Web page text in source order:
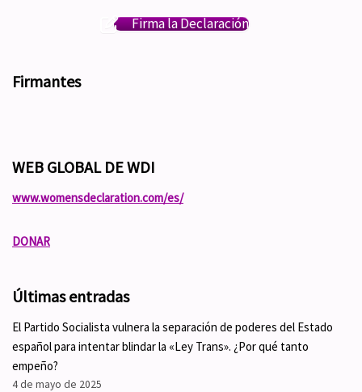
Firma la Declaración
Firmantes
WEB GLOBAL DE WDI
www.womensdeclaration.com/es/
DONAR
Últimas entradas
El Partido Socialista vulnera la separación de poderes del Estado
español para intentar blindar la «Ley Trans». ¿Por qué tanto
empeño?
4 de mayo de 2025